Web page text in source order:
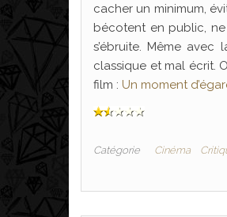
cacher un minimum,
bécotent en public, ne
s’ébruite. Même
classique et mal écrit.
film : Un moment
Catégorie Cinéma